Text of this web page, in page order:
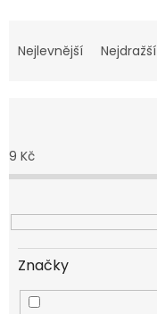
a
p
r
o
u
Nejlevnější Nejdražší
9 Kč
Značky